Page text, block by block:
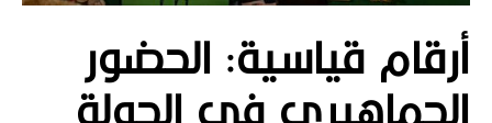
أرقام قياسية: الحضور